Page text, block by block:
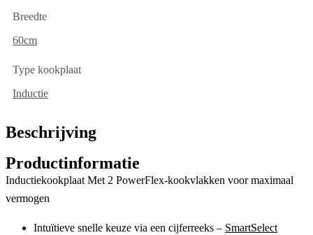
Breedte
60cm
Type kookplaat
Inductie
Beschrijving
Productinformatie
Inductiekookplaat Met 2 PowerFlex-kookvlakken voor maximaal
vermogen
Intuïtieve snelle keuze via een cijferreeks – SmartSelect